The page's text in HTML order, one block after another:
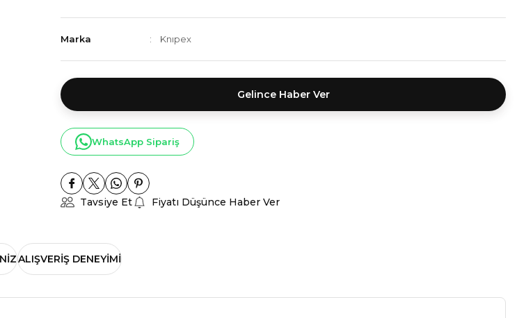
Marka Knıpex
Gelince Haber Ver
WhatsApp Sipariş
Tavsiye Et Fiyatı Düşünce Haber Ver
ALIŞVERIŞ DENEYIMI